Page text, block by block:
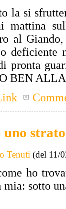
la si
mattina
al
pronta
BEN
uno
Tenuti (del 11/
ho
mia: sotto